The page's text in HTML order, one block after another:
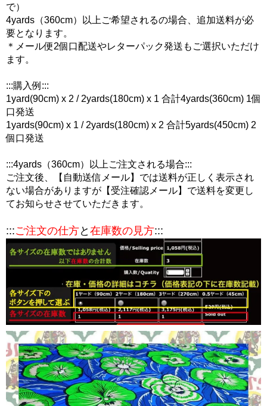
で）
4yards（360cm）以上ご希望されるの場合、追加送料が必
要となります。
＊メール便2個口配送やレターパック発送もご選択いただけ
ます。
:::購入例:::
1yard(90cm) x 2 / 2yards(180cm) x 1 合計4yards(360cm) 1個
口発送
1yards(90cm) x 1 / 2yards(180cm) x 2 合計5yards(450cm) 2
個口発送
:::4yards（360cm）以上ご注文される場合:::
ご注文後、【自動送信メール】では送料が正しく表示され
ない場合がありますが【受注確認メール】で送料を変更し
てお知らせさせていただきます。
:::ご注文の仕方と 在庫数の見方:::